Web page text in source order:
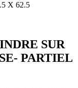
SUR
PARTIEL